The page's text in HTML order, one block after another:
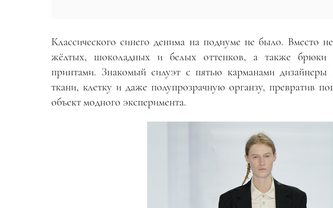
Классического синего денима на подиуме не было. Вместо
жёлтых, шоколадных и белых оттенков, а также брюки
принтами. Знакомый силуэт с пятью карманами
ткани, клетку и даже полупрозрачную органзу, превратив
объект модного эксперимента.